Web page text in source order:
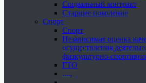
Социальный контракт
Старшее поколение
Спорт
Спорт
Независимая оценка
осуществления
физкультурно-
ГТО
.....